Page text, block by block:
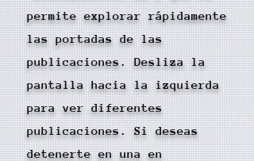
permite explorar rápidamente
las portadas de las
publicaciones. Desliza la
pantalla hacia la izquierda
para ver diferentes
publicaciones. Si deseas
detenerte en una en